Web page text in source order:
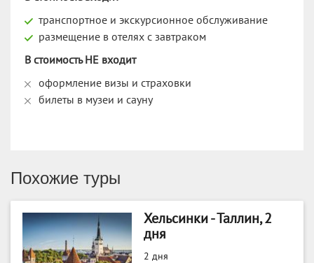
транспортное и экскурсионное обслуживание
размещение в отелях с завтраком
В стоимость НЕ входит
оформление визы и страховки
билеты в музеи и сауну
Похожие туры
Хельсинки - Таллин, 2
дня
2 дня